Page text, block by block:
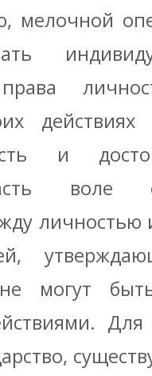
мелочной
и
воле
личностью
могут